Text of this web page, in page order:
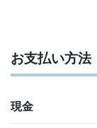
お支払い方法
現金